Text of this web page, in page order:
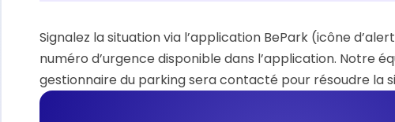
Signalez la situation via l’application BePark (icône
numéro d’urgence disponible dans l’application. Notre
gestionnaire du parking sera contacté pour résoudre la